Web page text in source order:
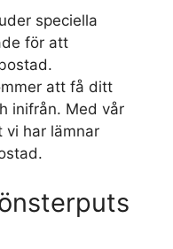
speciella
för att
att få ditt
inifrån. Med vår
vi har lämnar